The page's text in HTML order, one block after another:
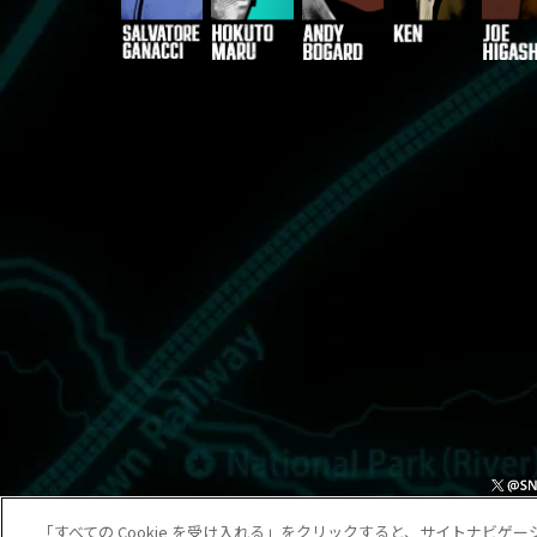
「すべての Cookie を受け入れる」をクリックすると、サイトナビゲ